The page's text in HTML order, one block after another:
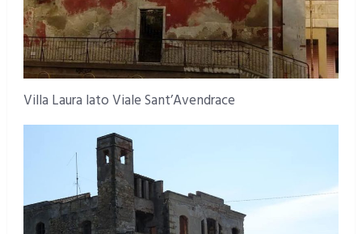
Villa Laura lato Viale Sant’Avendrace